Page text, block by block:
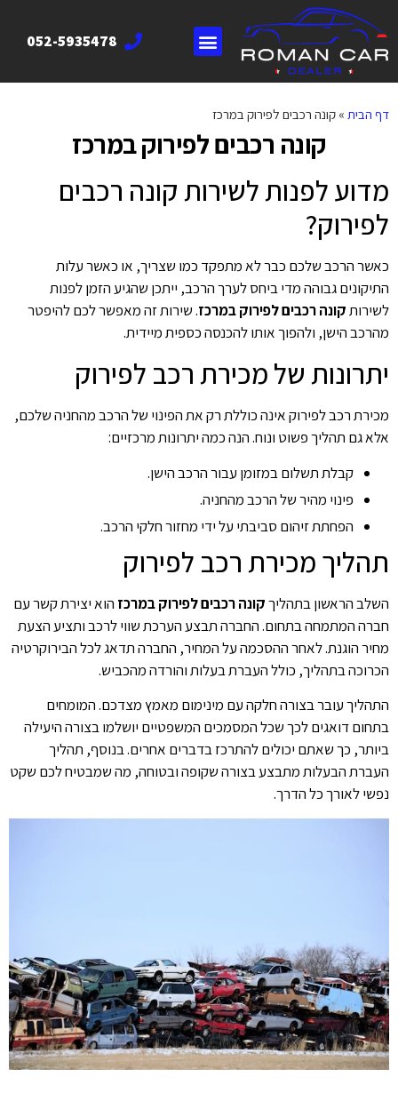
052-5935478
דף הבית » קונה רכבים לפירוק במרכז
קונה רכבים לפירוק במרכז
מדוע לפנות לשירות קונה רכבים
לפירוק?
כאשר הרכב שלכם כבר לא מתפקד כמו שצריך, או כאשר עלות
התיקונים גבוהה מדי ביחס לערך הרכב, ייתכן שהגיע הזמן לפנות
לשירותקונה רכבים לפירוק במרכז. שירות זה מאפשר לכם להיפטר
מהרכב הישן, ולהפוך אותו להכנסה כספית מיידית.
יתרונות של מכירת רכב לפירוק
מכירת רכב לפירוק אינה כוללת רק את הפינוי של הרכב מהחניה שלכם,
אלא גם תהליך פשוט ונוח. הנה כמה יתרונות מרכזיים:
קבלת תשלום במזומן עבור הרכב הישן.
פינוי מהיר של הרכב מהחניה.
הפחתת זיהום סביבתי על ידי מחזור חלקי הרכב.
תהליך מכירת רכב לפירוק
השלב הראשון בתהליךקונה רכבים לפירוק במרכז הוא יצירת קשר עם
חברה המתמחה בתחום. החברה תבצע הערכת שווי לרכב ותציע הצעת
מחיר הוגנת. לאחר ההסכמה על המחיר, החברה תדאג לכל הבירוקרטיה
הכרוכה בתהליך, כולל העברת בעלות והורדה מהכביש.
התהליך עובר בצורה חלקה עם מינימום מאמץ מצדכם. המומחים
בתחום דואגים לכך שכל המסמכים המשפטיים יושלמו בצורה היעילה
ביותר, כך שאתם יכולים להתרכז בדברים אחרים. בנוסף, תהליך
העברת הבעלות מתבצע בצורה שקופה ובטוחה, מה שמבטיח לכם שקט
נפשי לאורך כל הדרך.